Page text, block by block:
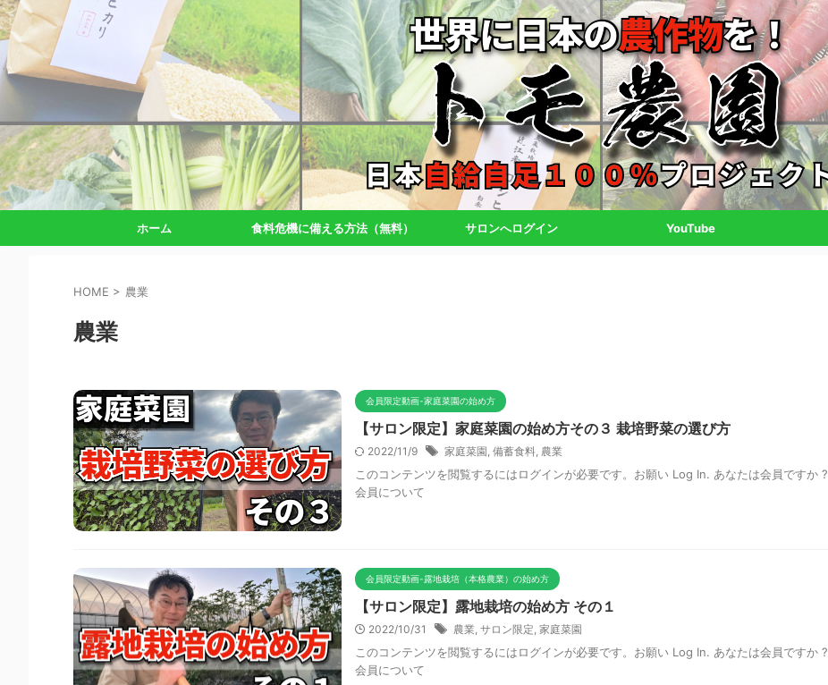
ホーム 食料危機に備える方法（無料） サロンへログイン YouTube
HOME > 農業
農業
会員限定動画-家庭菜園の始め方
【サロン限定】家庭菜園の始め方その３ 栽培野菜の選び方
2022/11/9 家庭菜園, 備蓄食料, 農業
このコンテンツを閲覧するにはログインが必要です。お願い Log In. あなたは会員ですか ?
会員について
会員限定動画-露地栽培（本格農業）の始め方
【サロン限定】露地栽培の始め方 その１
2022/10/31 農業 サロン限定 家庭菜園
このコンテンツを閲覧するにはログインが必要です。お願い Log In. あなたは会員ですか ?
会員について